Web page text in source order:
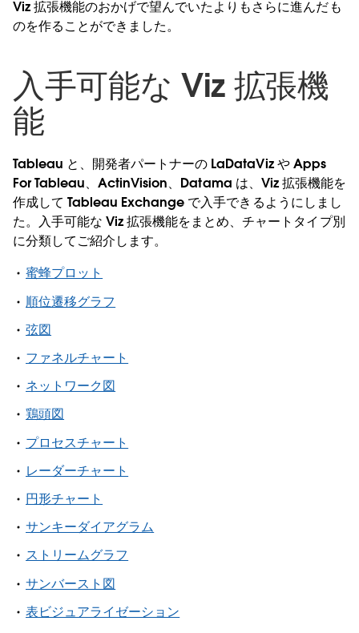
Viz 拡張機能のおかげで望んでいたよりもさらに進んだも
のを作ることができました。
入手可能な Viz 拡張機
能
Tableau と、開発者パートナーの LaDataViz や Apps
For Tableau、ActinVision、Datama は、Viz 拡張機能を
作成して Tableau Exchange で入手できるようにしまし
た。入手可能な Viz 拡張機能をまとめ、チャートタイプ別
に分類してご紹介します。
蜜蜂プロット
順位遷移グラフ
弦図
ファネルチャート
ネットワーク図
鶏頭図
プロセスチャート
レーダーチャート
円形チャート
サンキーダイアグラム
ストリームグラフ
サンバースト図
表ビジュアライゼーション